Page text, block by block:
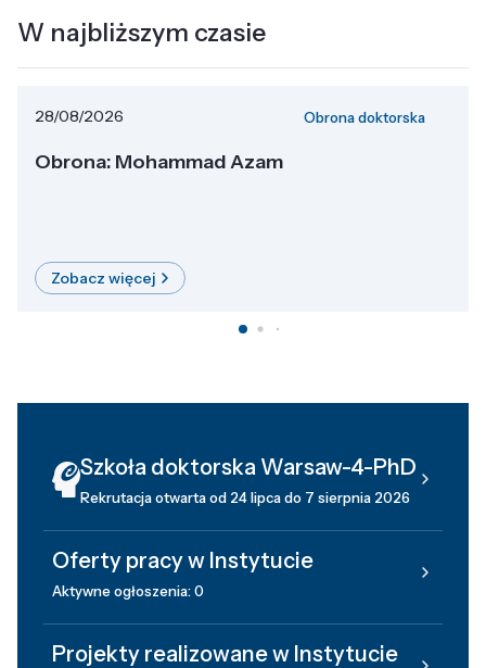
W najbliższym czasie
28/08/2026 Obrona doktorska
Obrona: Mohammad Azam
Zobacz więcej
Szkoła doktorska Warsaw-4-PhD
Rekrutacja otwarta od 24 lipca do 7 sierpnia 2026
Oferty pracy w Instytucie
Aktywne ogłoszenia: 0
Projekty realizowane w Instytucie